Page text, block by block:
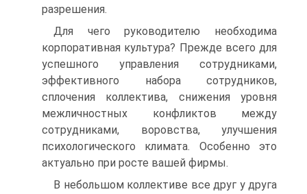
разрешения.
Для чего руководителю необходима
корпоративная культура? Прежде всего для
успешного управления сотрудниками,
эффективного набора сотрудников,
сплочения коллектива, снижения уровня
межличностных конфликтов между
сотрудниками, воровства, улучшения
психологического климата. Особенно это
актуально при росте вашей фирмы.
В небольшом коллективе все друг у друга